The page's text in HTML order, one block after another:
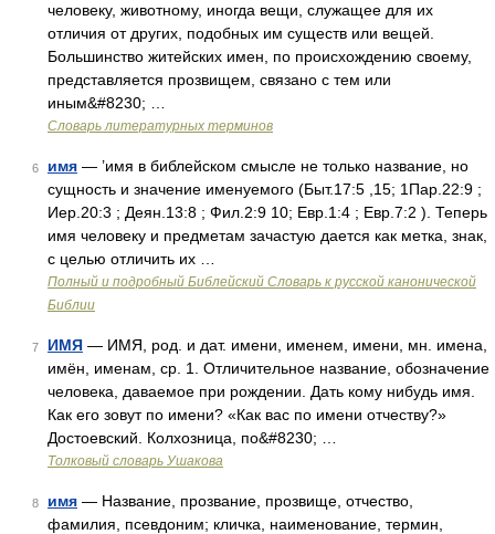
человеку, животному, иногда вещи, служащее для их
отличия от других, подобных им существ или вещей.
Большинство житейских имен, по происхождению своему,
представляется прозвищем, связано с тем или
иным&#8230; …
Словарь литературных терминов
6 имя — ’имя в библейском смысле не только название, но
сущность и значение именуемого (Быт.17:5 ,15; 1Пар.22:9 ;
Иер.20:3 ; Деян.13:8 ; Фил.2:9 10; Евр.1:4 ; Евр.7:2 ). Теперь
имя человеку и предметам зачастую дается как метка, знак,
с целью отличить их …
Полный и подробный Библейский Словарь к русской канонической
Библии
7 ИМЯ — ИМЯ, род. и дат. имени, именем, имени, мн. имена,
имён, именам, ср. 1. Отличительное название, обозначение
человека, даваемое при рождении. Дать кому нибудь имя.
Как его зовут по имени? «Как вас по имени отчеству?»
Достоевский. Колхозница, по&#8230; …
Толковый словарь Ушакова
8 имя — Название, прозвание, прозвище, отчество,
фамилия, псевдоним; кличка, наименование, термин,